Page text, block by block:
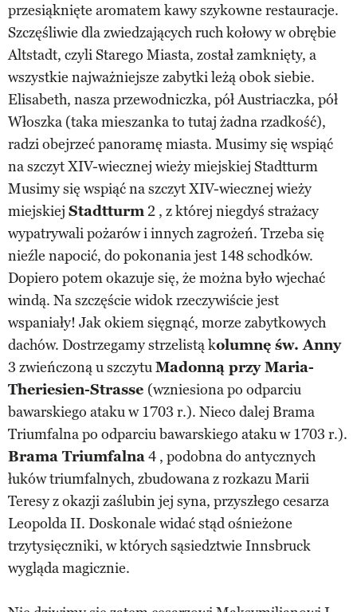
przesiąknięte aromatem kawy szykowne restauracje.
Szczęśliwie dla zwiedzających ruch kołowy w obrębie
Altstadt, czyli Starego Miasta, został zamknięty, a
wszystkie najważniejsze zabytki leżą obok siebie.
Elisabeth, nasza przewodniczka, pół Austriaczka, pół
Włoszka (taka mieszanka to tutaj żadna rzadkość),
radzi obejrzeć panoramę miasta. Musimy się wspiąć
na szczyt XIV-wiecznej wieży miejskiej Stadtturm
Musimy się wspiąć na szczyt XIV-wiecznej wieży
miejskiej Stadtturm2 , z której niegdyś strażacy
wypatrywali pożarów i innych zagrożeń. Trzeba się
nieźle napocić, do pokonania jest 148 schodków.
Dopiero potem okazuje się, że można było wjechać
windą. Na szczęście widok rzeczywiście jest
wspaniały! Jak okiem sięgnąć, morze zabytkowych
dachów. Dostrzegamy strzelistą kolumnę św. Anny
3 zwieńczoną u szczytuMadonną przy Maria-
Theriesien-Strasse (wzniesiona po odparciu
bawarskiego ataku w 1703 r.). Nieco dalej Brama
Triumfalna po odparciu bawarskiego ataku w 1703 r.).
Brama Triumfalna4 , podobna do antycznych
łuków triumfalnych, zbudowana z rozkazu Marii
Teresy z okazji zaślubin jej syna, przyszłego cesarza
Leopolda II. Doskonale widać stąd ośnieżone
trzytysięczniki, w których sąsiedztwie Innsbruck
wygląda magicznie.